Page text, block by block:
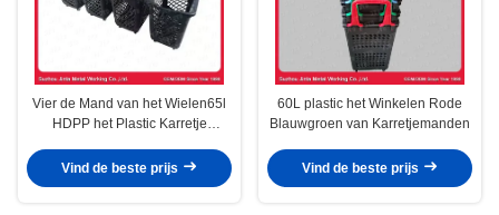
Vier de Mand van het Wielen65l
HDPP het Plastic Karretje
Vind de beste prijs
60L plastic het Winkelen Rode
Blauwgroen van Karretjemanden
Vind de beste prijs